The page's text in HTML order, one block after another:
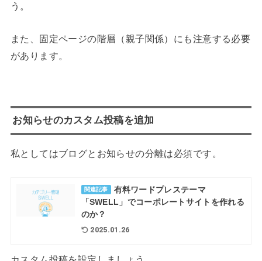
う。
また、固定ページの階層（親子関係）にも注意する必要
があります。
お知らせのカスタム投稿を追加
私としてはブログとお知らせの分離は必須です。
関連記事
有料ワードプレステーマ
「SWELL」でコーポレートサイトを作れる
のか？
2025.01.26